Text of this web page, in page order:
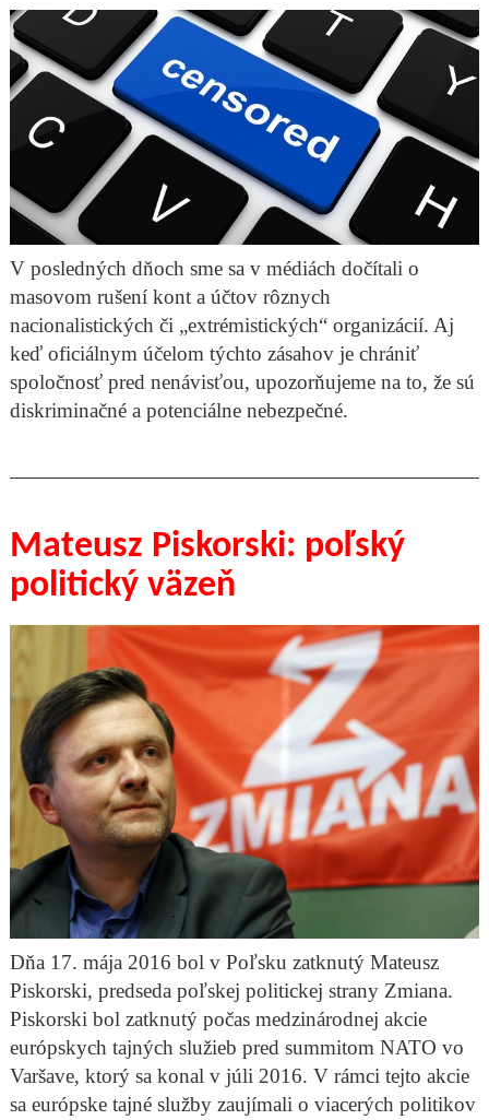
V posledných dňoch sme sa v médiách dočítali o
masovom rušení kont a účtov rôznych
nacionalistických či „extrémistických“ organizácií. Aj
keď oficiálnym účelom týchto zásahov je chrániť
spoločnosť pred nenávisťou, upozorňujeme na to, že sú
diskriminačné a potenciálne nebezpečné.
Mateusz Piskorski: poľský
politický väzeň
Dňa 17. mája 2016 bol v Poľsku zatknutý Mateusz
Piskorski, predseda poľskej politickej strany Zmiana.
Piskorski bol zatknutý počas medzinárodnej akcie
európskych tajných služieb pred summitom NATO vo
Varšave, ktorý sa konal v júli 2016. V rámci tejto akcie
sa európske tajné služby zaujímali o viacerých politikov